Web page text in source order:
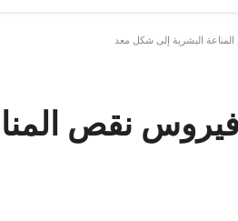
البشرية إلى شكل معد
نقص